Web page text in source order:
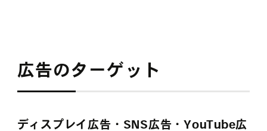
広告のターゲット
ディスプレイ広告・SNS広告・YouTube広